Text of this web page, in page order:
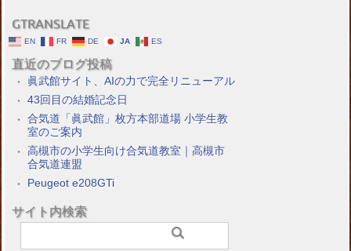
GTRANSLATE
EN FR DE JA ES
直近のブログ投稿
眞武館サイト、AIの力で完全リニューアル
43回目の結婚記念日
合気道「眞武館」枚方本部道場 小学生教
室のご案内
高槻市の小学生向け合気道教室｜高槻市
合気道連盟
Peugeot e208GTi
サイト内検索